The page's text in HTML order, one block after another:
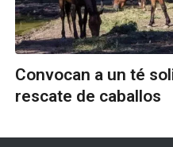
Convocan a un té
rescate de caballos